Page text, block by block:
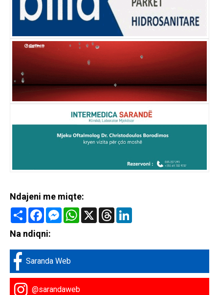
Ndajeni me miqte:
Share FacebookMessenger
WhatsApp
X Threads
Na ndiqni:
Saranda Web
@sarandaweb